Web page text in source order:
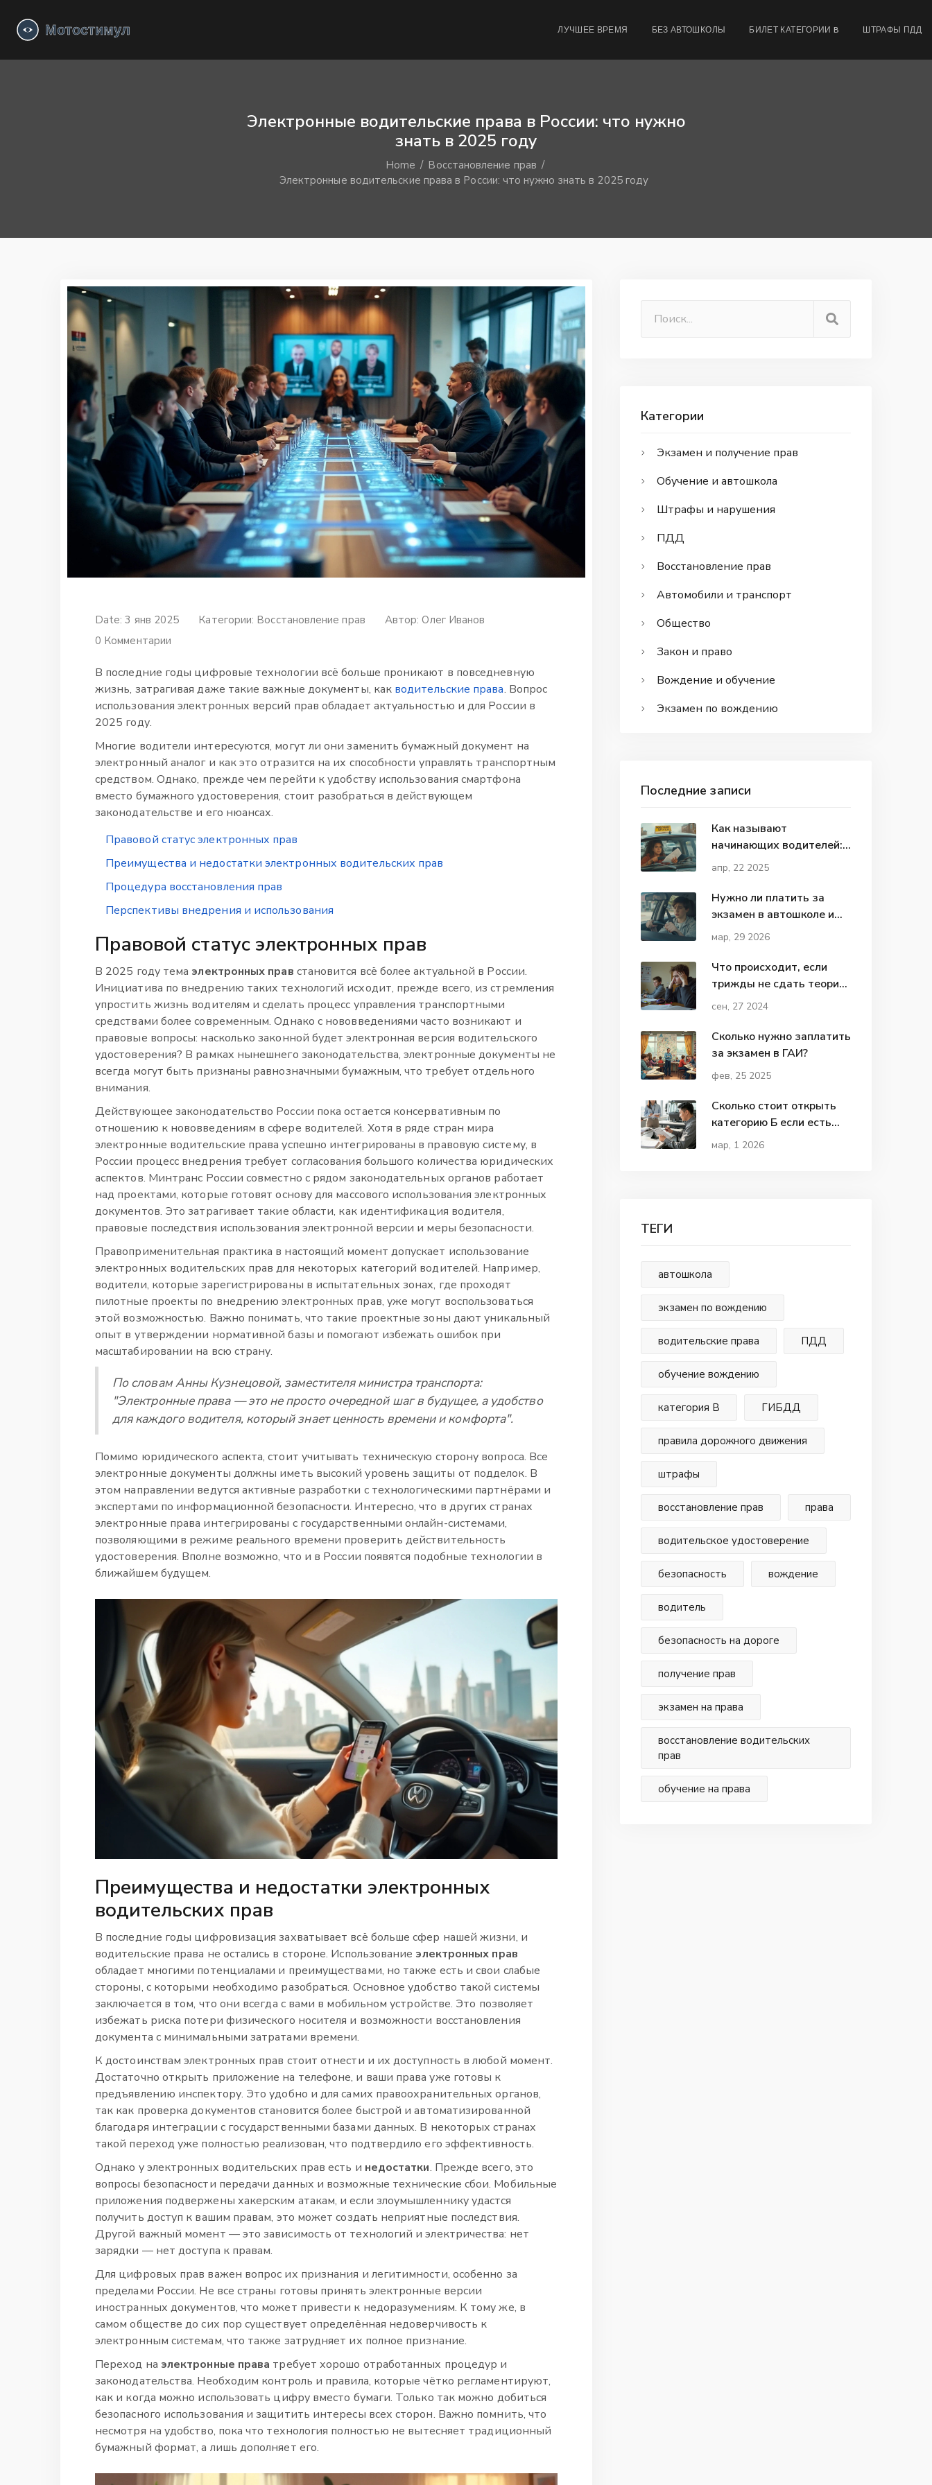
ЛУЧШЕЕ ВРЕМЯ БЕЗ АВТОШКОЛЫ БИЛЕТ КАТЕГОРИИ B ШТРАФЫ ПДД
Электронные водительские права в России: что нужно
знать в 2025 году
Home
Восстановление прав
Электронные водительские права в России: что нужно знать в 2025 году
Date: 3 янв 2025 Категории: Восстановление прав Автор:Олег Иванов
0 Комментарии
В последние годы цифровые технологии всё больше проникают в повседневную
жизнь, затрагивая даже такие важные документы, как водительские права. Вопрос
использования электронных версий прав обладает актуальностью и для России в
2025 году.
Многие водители интересуются, могут ли они заменить бумажный документ на
электронный аналог и как это отразится на их способности управлять транспортным
средством. Однако, прежде чем перейти к удобству использования смартфона
вместо бумажного удостоверения, стоит разобраться в действующем
законодательстве и его нюансах.
Правовой статус электронных прав
Преимущества и недостатки электронных водительских прав
Процедура восстановления прав
Перспективы внедрения и использования
Правовой статус электронных прав
В 2025 году тема электронных прав становится всё более актуальной в России.
Инициатива по внедрению таких технологий исходит, прежде всего, из стремления
упростить жизнь водителям и сделать процесс управления транспортными
средствами более современным. Однако с нововведениями часто возникают и
правовые вопросы: насколько законной будет электронная версия водительского
удостоверения? В рамках нынешнего законодательства, электронные документы не
всегда могут быть признаны равнозначными бумажным, что требует отдельного
внимания.
Действующее законодательство России пока остается консервативным по
отношению к нововведениям в сфере водителей. Хотя в ряде стран мира
электронные водительские права успешно интегрированы в правовую систему, в
России процесс внедрения требует согласования большого количества юридических
аспектов. Минтранс России совместно с рядом законодательных органов работает
над проектами, которые готовят основу для массового использования электронных
документов. Это затрагивает такие области, как идентификация водителя,
правовые последствия использования электронной версии и меры безопасности.
Правоприменительная практика в настоящий момент допускает использование
электронных водительских прав для некоторых категорий водителей. Например,
водители, которые зарегистрированы в испытательных зонах, где проходят
пилотные проекты по внедрению электронных прав, уже могут воспользоваться
этой возможностью. Важно понимать, что такие проектные зоны дают уникальный
опыт в утверждении нормативной базы и помогают избежать ошибок при
масштабировании на всю страну.
По словам Анны Кузнецовой, заместителя министра транспорта:
"Электронные права — это не просто очередной шаг в будущее, а удобство
для каждого водителя, который знает ценность времени и комфорта".
Помимо юридического аспекта, стоит учитывать техническую сторону вопроса. Все
электронные документы должны иметь высокий уровень защиты от подделок. В
этом направлении ведутся активные разработки с технологическими партнёрами и
экспертами по информационной безопасности. Интересно, что в других странах
электронные права интегрированы с государственными онлайн-системами,
позволяющими в режиме реального времени проверить действительность
удостоверения. Вполне возможно, что и в России появятся подобные технологии в
ближайшем будущем.
Преимущества и недостатки электронных
водительских прав
В последние годы цифровизация захватывает всё больше сфер нашей жизни, и
водительские права не остались в стороне. Использование электронных прав
обладает многими потенциалами и преимуществами, но также есть и свои слабые
стороны, с которыми необходимо разобраться. Основное удобство такой системы
заключается в том, что они всегда с вами в мобильном устройстве. Это позволяет
избежать риска потери физического носителя и возможности восстановления
документа с минимальными затратами времени.
К достоинствам электронных прав стоит отнести и их доступность в любой момент.
Достаточно открыть приложение на телефоне, и ваши права уже готовы к
предъявлению инспектору. Это удобно и для самих правоохранительных органов,
так как проверка документов становится более быстрой и автоматизированной
благодаря интеграции с государственными базами данных. В некоторых странах
такой переход уже полностью реализован, что подтвердило его эффективность.
Однако у электронных водительских прав есть и недостатки. Прежде всего, это
вопросы безопасности передачи данных и возможные технические сбои. Мобильные
приложения подвержены хакерским атакам, и если злоумышленнику удастся
получить доступ к вашим правам, это может создать неприятные последствия.
Другой важный момент — это зависимость от технологий и электричества: нет
зарядки — нет доступа к правам.
Для цифровых прав важен вопрос их признания и легитимности, особенно за
пределами России. Не все страны готовы принять электронные версии
иностранных документов, что может привести к недоразумениям. К тому же, в
самом обществе до сих пор существует определённая недоверчивость к
электронным системам, что также затрудняет их полное признание.
Переход на электронные права требует хорошо отработанных процедур и
законодательства. Необходим контроль и правила, которые чётко регламентируют,
как и когда можно использовать цифру вместо бумаги. Только так можно добиться
безопасного использования и защитить интересы всех сторон. Важно помнить, что
несмотря на удобство, пока что технология полностью не вытесняет традиционный
бумажный формат, а лишь дополняет его.
Категории
Экзамен и получение прав
Обучение и автошкола
Штрафы и нарушения
ПДД
Восстановление прав
Автомобили и транспорт
Общество
Закон и право
Вождение и обучение
Экзамен по вождению
Последние записи
Как называют
начинающих водителей:
разбор терминов, правил
и советов
апр, 22 2025
Нужно ли платить за
экзамен в автошколе и
ГИБДД: полная
инструкция на 2026 год
мар, 29 2026
Что происходит, если
трижды не сдать теорию
в ГАИ?
сен, 27 2024
Сколько нужно заплатить
за экзамен в ГАИ?
фев, 25 2025
Сколько стоит открыть
категорию Б если есть
категория С
мар, 1 2026
ТЕГИ
автошкола
экзамен по вождению
водительские права ПДД
обучение вождению
категория В ГИБДД
правила дорожного движения
штрафы
восстановление прав права
водительское удостоверение
безопасность вождение
водитель
безопасность на дороге
получение прав
экзамен на права
восстановление водительских
прав
обучение на права